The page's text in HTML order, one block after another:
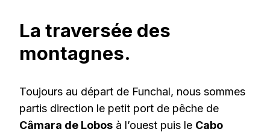
La traversée des
montagnes.
Toujours au départ de Funchal, nous sommes
partis direction le petit port de pêche de
Câmara de Lobos à l’ouest puis le Cabo